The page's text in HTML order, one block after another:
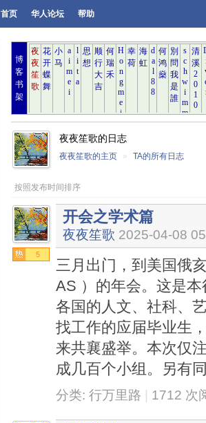
首页 华人论坛 帮助
博
客
书
架
夜夜笙歌的日志
夜夜笙歌的主页 » TA的所有日志
按照发布时间排序
5
开会之学术篇
夜夜笙歌 2025-04-08
三月出门，到美国俄
AS ）的年会。这是
各国的人文、社科、
找工作的应届毕业生
来共襄盛举。本次仅
成几百个小组。另有
分类: 行万里路 1712 次